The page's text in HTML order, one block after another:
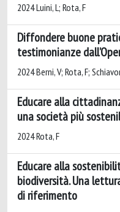
2024 Luini, L; Rota, F
Diffondere buone
testimonianze
2024 Berni, V; Rota, F;
Educare alla
una società più
2024 Rota, F
Educare alla
biodiversità. Una
di riferimento